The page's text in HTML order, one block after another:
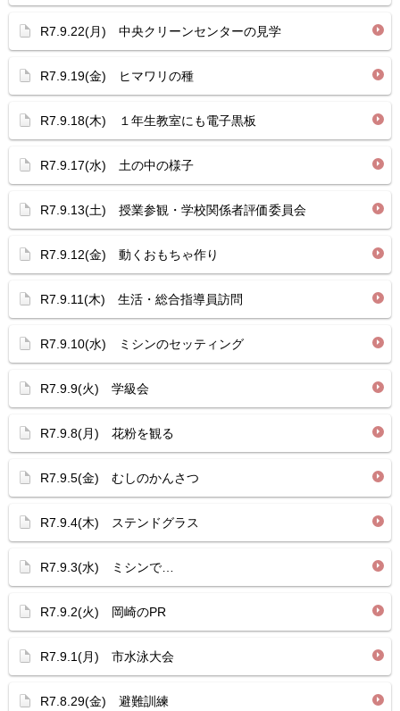
R7.9.22(月) 中央クリーンセンターの見学
R7.9.19(金) ヒマワリの種
R7.9.18(木) １年生教室にも電子黒板
R7.9.17(水) 土の中の様子
R7.9.13(土) 授業参観・学校関係者評価委員会
R7.9.12(金) 動くおもちゃ作り
R7.9.11(木) 生活・総合指導員訪問
R7.9.10(水) ミシンのセッティング
R7.9.9(火) 学級会
R7.9.8(月) 花粉を観る
R7.9.5(金) むしのかんさつ
R7.9.4(木) ステンドグラス
R7.9.3(水) ミシンで…
R7.9.2(火) 岡崎のPR
R7.9.1(月) 市水泳大会
R7.8.29(金) 避難訓練